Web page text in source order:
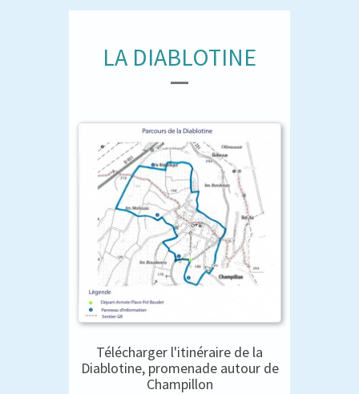
LA DIABLOTINE
Télécharger l'itinéraire de la
Diablotine, promenade autour de
Champillon